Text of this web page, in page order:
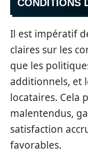
CONDITIONS
Il est impératif
claires sur les
que les
additionnels, et
locataires. Cela
malentendus,
satisfaction
favorables.